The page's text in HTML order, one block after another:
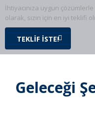
İhtiyacınıza uygun çözümlerle
olarak, sizin için en iyi teklifi
TEKLİF İSTE!
Geleceği